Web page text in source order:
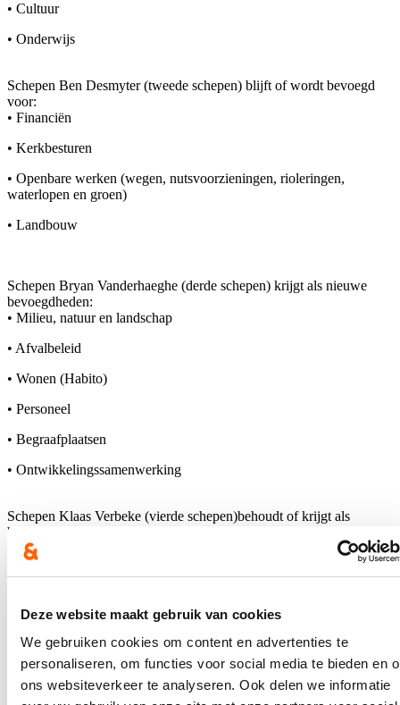
Deze website maakt gebruik van cookies
We gebruiken cookies om content en advertenties te
personaliseren, om functies voor social media te bieden en
ons websiteverkeer te analyseren. Ook delen we informatie
• Cultuur
• Onderwijs
Schepen Ben Desmyter (tweede schepen) blijft of wordt bevoegd
voor:
• Financiën
• Kerkbesturen
• Openbare werken (wegen, nutsvoorzieningen, rioleringen,
waterlopen en groen)
• Landbouw
Schepen Bryan Vanderhaeghe (derde schepen) krijgt als nieuwe
bevoegdheden:
• Milieu, natuur en landschap
• Afvalbeleid
• Wonen (Habito)
• Personeel
• Begraafplaatsen
• Ontwikkelingssamenwerking
Schepen Klaas Verbeke (vierde schepen)behoudt of krijgt als
bevoegdheden:
• Sport
• Mobiliteit
• Communicatie en ICT
• Inspraak en Participatie
• Dorpenbeleid (+ wijken en buurten)
• Plechtigheden en evenementen